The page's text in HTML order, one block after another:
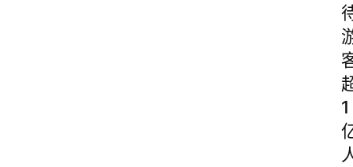
1